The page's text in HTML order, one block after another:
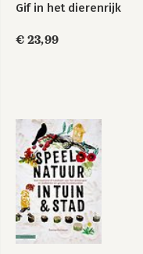
Gif in het dierenrijk
€ 23,99